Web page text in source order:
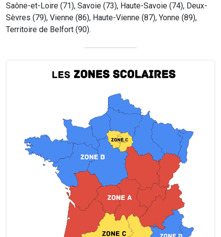
Saône-et-Loire (71), Savoie (73), Haute-Savoie (74), Deux-
Sèvres (79), Vienne (86), Haute-Vienne (87), Yonne (89),
Territoire de Belfort (90).